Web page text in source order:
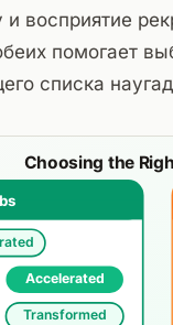
и восприятие
помогает
списка